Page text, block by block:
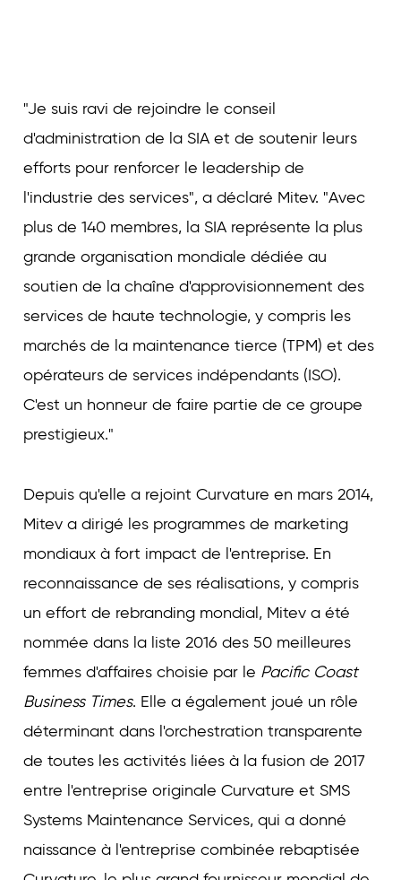
"Je suis ravi de rejoindre le conseil
d'administration de la SIA et de soutenir leurs
efforts pour renforcer le leadership de
l'industrie des services", a déclaré Mitev. "Avec
plus de 140 membres, la SIA représente la plus
grande organisation mondiale dédiée au
soutien de la chaîne d'approvisionnement des
services de haute technologie, y compris les
marchés de la maintenance tierce (TPM) et des
opérateurs de services indépendants (ISO).
C'est un honneur de faire partie de ce groupe
prestigieux."
Depuis qu'elle a rejoint Curvature en mars 2014,
Mitev a dirigé les programmes de marketing
mondiaux à fort impact de l'entreprise. En
reconnaissance de ses réalisations, y compris
un effort de rebranding mondial, Mitev a été
nommée dans la liste 2016 des 50 meilleures
femmes d'affaires choisie par le Pacific Coast
Business Times. Elle a également joué un rôle
déterminant dans l'orchestration transparente
de toutes les activités liées à la fusion de 2017
entre l'entreprise originale Curvature et SMS
Systems Maintenance Services, qui a donné
naissance à l'entreprise combinée rebaptisée